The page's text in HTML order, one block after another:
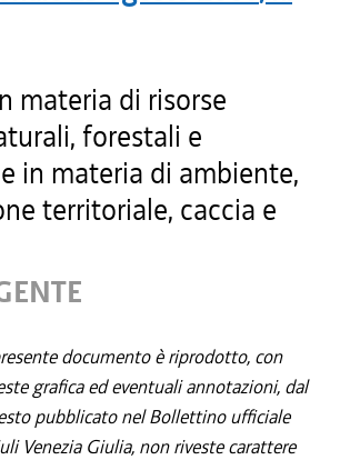
materia di risorse
forestali e
in materia di ambiente,
territoriale, caccia e
documento è riprodotto, con
grafica ed eventuali annotazioni, dal
pubblicato nel Bollettino ufficiale
Venezia Giulia, non riveste carattere